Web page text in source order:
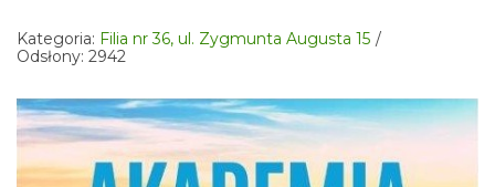
Kategoria: Filia nr 36, ul. Zygmunta Augusta 15
Odsłony: 2942